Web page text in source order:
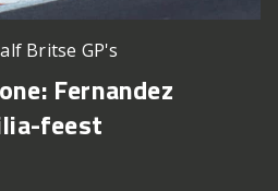
Britse GP's
Fernandez
feest